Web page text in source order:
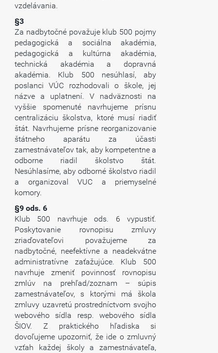
vzdelávania.
§3
Za nadbytočné považuje klub 500 pojmy
pedagogická a sociálna akadémia,
pedagogická a kultúrna akadémia,
technická akadémia a dopravná
akadémia. Klub 500 nesúhlasí, aby
poslanci VÚC rozhodovali o škole, jej
názve a uplatnení. V nadväznosti na
vyššie spomenuté navrhujeme prísnu
centralizáciu školstva, ktoré musí riadiť
štát. Navrhujeme prísne reorganizovanie
štátneho aparátu za účasti
zamestnávateľov tak, aby kompetentne a
odborne riadil školstvo štát.
Nesúhlasíme, aby odborné školstvo riadil
a organizoval VUC a priemyselné
komory.
§9 ods. 6
Klub 500 navrhuje ods. 6 vypustiť.
Poskytovanie rovnopisu zmluvy
zriaďovateľovi považujeme za
nadbytočné, neefektívne a neadekvátne
administratívne zaťažujúce. Klub 500
navrhuje zmeniť povinnosť rovnopisu
zmlúv na prehľad/zoznam – súpis
zamestnávateľov, s ktorými má škola
zmluvy uzavretú prostredníctvom svojho
webového sídla resp. webového sídla
ŠIOV. Z praktického hľadiska si
dovoľujeme upozorniť, že ide o zmluvný
vzťah každej školy a zamestnávateľa,